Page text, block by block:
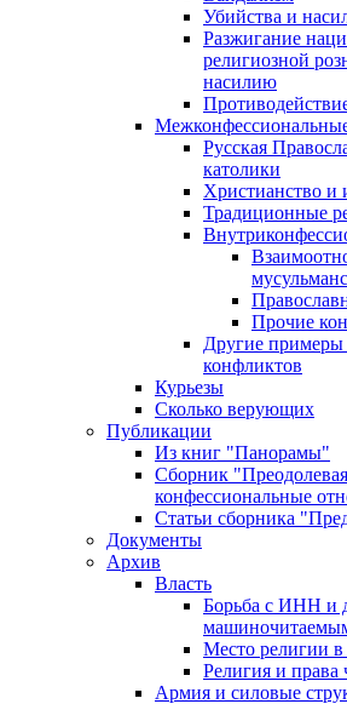
Убийства и
Разжигание
религиозной
насилию
Русская
католики
Христианство и
Традиционные
Прочие
Другие примеры
конфликтов
Курьезы
Сколько верующих
Публикации
Из книг "Панорамы"
Сборник
конфессиональные
Статьи сборника
Документы
Архив
Власть
Борьба с ИНН и
Место религии
Религия и права
Армия и силовые